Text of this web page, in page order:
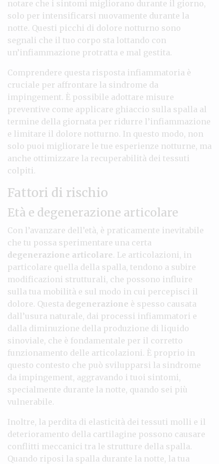
notare che i sintomi migliorano durante il giorno,
solo per intensificarsi nuovamente durante la
notte. Questi picchi di dolore notturno sono
segnali che il tuo corpo sta lottando con
un’infiammazione protratta e mal gestita.
Comprendere questa risposta infiammatoria è
cruciale per affrontare la sindrome da
impingement. È possibile adottare misure
preventive come applicare ghiaccio sulla spalla al
termine della giornata per ridurre l’infiammazione
e limitare il dolore notturno. In questo modo, non
solo puoi migliorare le tue esperienze notturne, ma
anche ottimizzare la recuperabilità dei tessuti
colpiti.
Fattori di rischio
Età e degenerazione articolare
Con l’avanzare dell’età, è praticamente inevitabile
che tu possa sperimentare una certa
degenerazione articolare. Le articolazioni, in
particolare quella della spalla, tendono a subire
modificazioni strutturali, che possono influire
sulla tua mobilità e sul modo in cui percepisci il
dolore. Questa degenerazione è spesso causata
dall’usura naturale, dai processi infiammatori e
dalla diminuzione della produzione di liquido
sinoviale, che è fondamentale per il corretto
funzionamento delle articolazioni. È proprio in
questo contesto che può svilupparsi la sindrome
da impingement, aggravando i tuoi sintomi,
specialmente durante la notte, quando sei più
vulnerabile.
Inoltre, la perdita di elasticità dei tessuti molli e il
deterioramento della cartilagine possono causare
conflitti meccanici tra le strutture della spalla.
Quando riposi la spalla durante la notte, la tua